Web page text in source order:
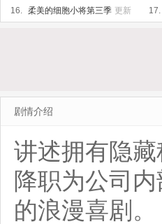
16. 柔美的细胞小将第三季 更新 17.
剧情介绍
讲述拥有隐
降职为公司
的浪漫喜剧。